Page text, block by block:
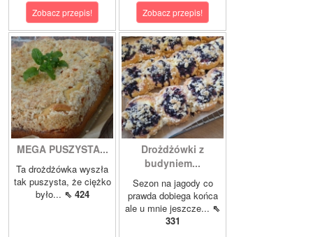
Zobacz przepis! Zobacz przepis!
MEGA PUSZYSTA...
Ta drożdżówka wyszła
tak puszysta, że ciężko
było... ⇖ 424
Drożdżówki z
budyniem...
Sezon na jagody co
prawda dobiega końca
ale u mnie jeszcze... ⇖
331